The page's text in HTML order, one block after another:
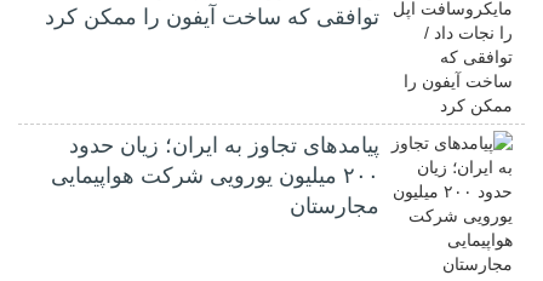
توافقی که ساخت آیفون را ممکن کرد
پیامدهای تجاوز به ایران؛ زیان حدود
۲۰۰ میلیون یورویی شرکت هواپیمایی
مجارستان